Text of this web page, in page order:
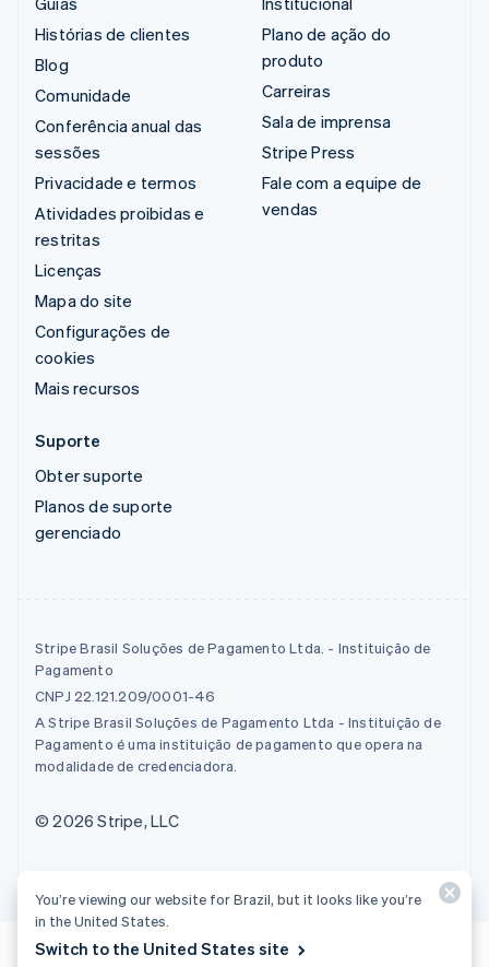
Histórias de clientes
Blog
Comunidade
Conferência anual das
sessões
Privacidade e termos
Atividades proibidas e
restritas
Licenças
Mapa do site
Configurações de
cookies
Mais recursos
Plano de ação do
produto
Carreiras
Sala de imprensa
Stripe Press
Fale com a equipe de
vendas
Suporte
Obter suporte
Planos de suporte
gerenciado
Stripe Brasil Soluções de Pagamento Ltda. - Instituição de
Pagamento
CNPJ 22.121.209/0001-46
A Stripe Brasil Soluções de Pagamento Ltda - Instituição de
Pagamento é uma instituição de pagamento que opera na
modalidade de credenciadora.
© 2026 Stripe, LLC
You’re viewing our website for Brazil, but it looks like you’re
in the United States.
Switch to the United States site